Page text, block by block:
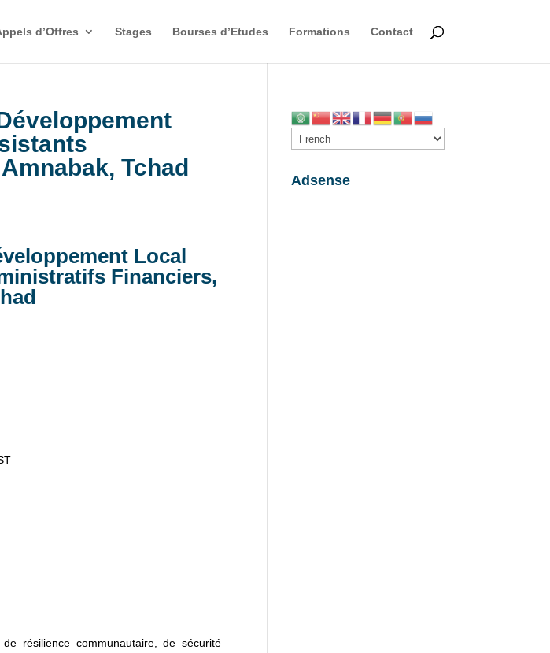
d’Offres Stages Bourses d’Etudes Formations Contact
Tchad
Local
Financiers,
résilience communautaire, de sécurité
Adsense